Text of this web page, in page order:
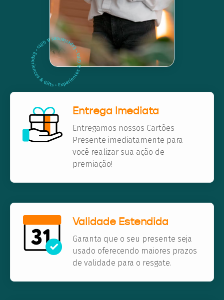
Entrega Imediata
Entregamos nossos Cartões
Presente imediatamente para
você realizar sua ação de
premiação!
Validade Estendida
Garanta que o seu presente seja
usado oferecendo maiores prazos
de validade para o resgate.